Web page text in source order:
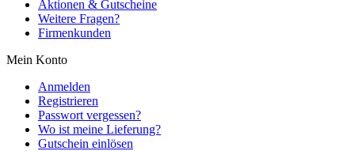
Aktionen & Gutscheine
Weitere Fragen?
Firmenkunden
Mein Konto
Anmelden
Registrieren
Passwort vergessen?
Wo ist meine Lieferung?
Gutschein einlösen